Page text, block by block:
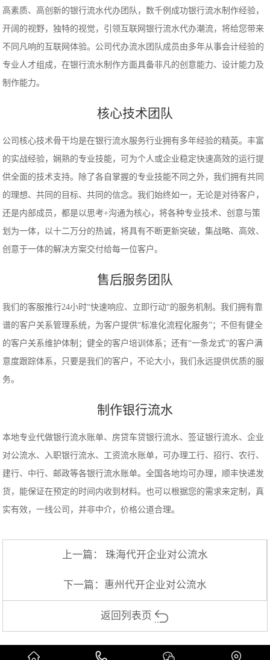
高素质、高创新的银行流水代办团队，数千例成功银行流水制作经验，
开阔的视野，独特的视觉，引领互联网银行流水代办潮流，将给您带来
不同凡响的互联网体验。公司代办流水团队成员由多年从事会计经验的
专业人才组成，在银行流水制作方面具备非凡的创意能力、设计能力及
制作能力。
核心技术团队
公司核心技术骨干均是在银行流水服务行业拥有多年经验的精英。丰富
的实战经验，娴熟的专业技能，可为个人或企业稳定快速高效的运行提
供全面的技术支持。除了各自掌握的专业技能不同之外，我们拥有共同
的理想、共同的目标、共同的信念。我们始终如一，无论是对待客户，
还是内部成员，都是以思考+沟通为核心，将各种专业技术、创意与策
划为一体，以十二万分的热诚，将具有不断更新突破，集战略、高效、
创意于一体的解决方案交付给每一位客户。
售后服务团队
我们的客服推行24小时“快速响应、立即行动“的服务机制。我们拥有靠
谱的客户关系管理系统，为客户提供“标准化流程化服务”；不但有健全
的客户关系维护体制；健全的客户培训体系；还有“一条龙式”的客户满
意度跟踪体系，只要是我们的客户，不论大小，我们永远提供优质的服
务。
制作银行流水
本地专业代做银行流水账单、房贷车贷银行流水、签证银行流水、企业
对公流水、入职银行流水、工资流水账单，可办理工行、招行、农行、
建行、中行、邮政等各银行流水账单。全国各地均可办理，顺丰快递发
货，能保证在预定的时间内收到材料。也可以根据您的需求来定制，真
实有效，一线公司，并非中介，价格公道合理。
上一篇： 珠海代开企业对公流水
下一篇： 惠州代开企业对公流水
返回列表页